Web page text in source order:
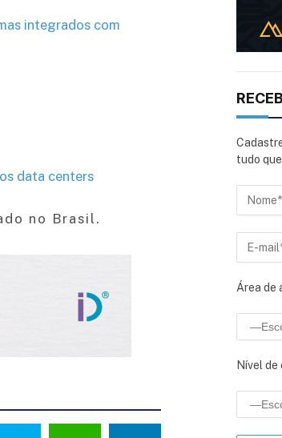
integrados com
data centers
no Brasil.
tudo
Área de
Nível